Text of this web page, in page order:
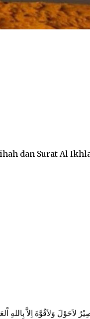
dan Surat Al
لاَحَوْلَ وَلاَقُوَّةَ اِلاَّ بِاللهِ